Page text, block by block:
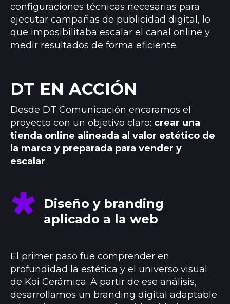
configuraciones técnicas necesarias para
ejecutar campañas de publicidad digital, lo
que imposibilitaba escalar el canal online y
medir resultados de forma eficiente.
DT EN ACCIÓN
Desde DT Comunicación encaramos el
proyecto con un objetivo claro: crear una
tienda online alineada al valor estético de
la marca y preparada para vender y
escalar.
Diseño y branding
aplicado a la web
El primer paso fue comprender en
profundidad la estética y el universo visual
de Koi Cerámica. A partir de ese análisis,
desarrollamos un branding digital adaptable